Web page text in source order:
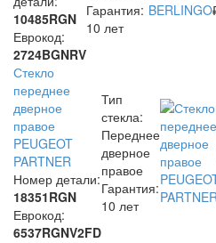
10485RGN
Еврокод:
2724BGNRV
Гарантия:
10 лет
Стекло
переднее
дверное
правое
PEUGEOT
PARTNER
Номер детали:
18351RGN
Еврокод:
6537RGNV2FD
Тип
стекла:
Переднее
дверное
правое
Гарантия:
10 лет